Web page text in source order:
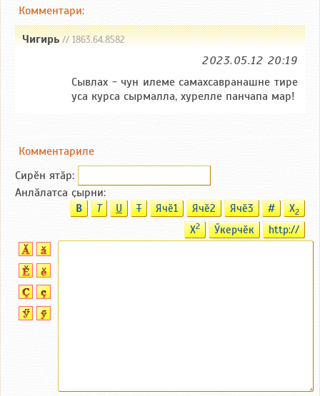
Комментари:
Чигирь// 1863.64.8582
2023.05.12 20:19
Сывлах - чун илеме самахсавранашне тире
уса курса сырмалла, хурелле панчапа мар!
Комментариле
Сирӗн ятӑp:
Анлӑлатса ҫырни:
B T U T Ячӗ1 Ячӗ2 Ячӗ3 # X2
X2 Ӳкерчӗк http://